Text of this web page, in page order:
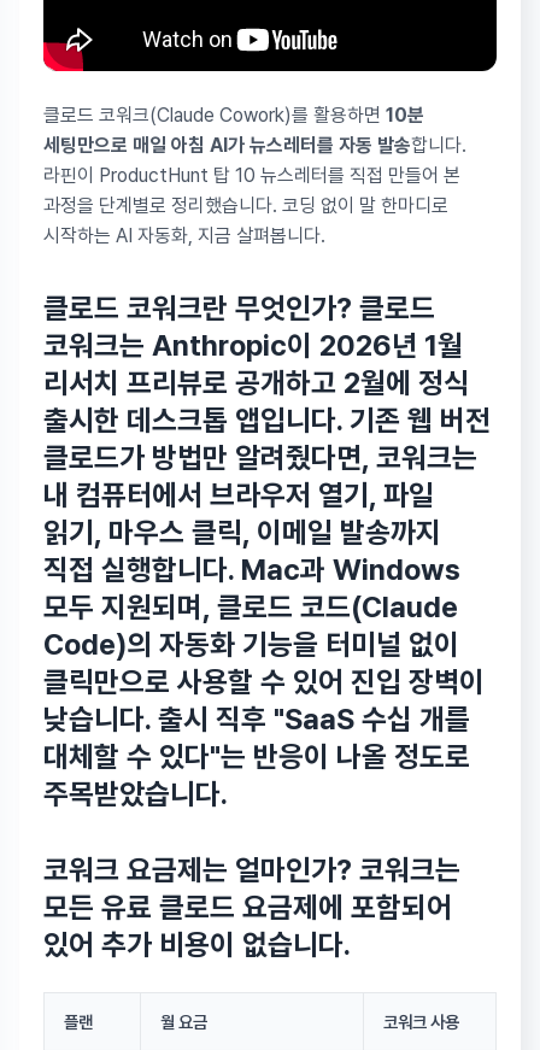
클로드 코워크(Claude Cowork)를 활용하면 10분
세팅만으로 매일 아침 AI가 뉴스레터를 자동 발송합니다.
라핀이 ProductHunt 탑 10 뉴스레터를 직접 만들어 본
과정을 단계별로 정리했습니다. 코딩 없이 말 한마디로
시작하는 AI 자동화, 지금 살펴봅니다.
클로드 코워크란 무엇인가? 클로드
코워크는 Anthropic이 2026년 1월
리서치 프리뷰로 공개하고 2월에 정식
출시한 데스크톱 앱입니다. 기존 웹 버전
클로드가 방법만 알려줬다면, 코워크는
내 컴퓨터에서 브라우저 열기, 파일
읽기, 마우스 클릭, 이메일 발송까지
직접 실행합니다. Mac과 Windows
모두 지원되며, 클로드 코드(Claude
Code)의 자동화 기능을 터미널 없이
클릭만으로 사용할 수 있어 진입 장벽이
낮습니다. 출시 직후 "SaaS 수십 개를
대체할 수 있다"는 반응이 나올 정도로
주목받았습니다.
코워크 요금제는 얼마인가? 코워크는
모든 유료 클로드 요금제에 포함되어
있어 추가 비용이 없습니다.
플랜 월 요금 코워크 사용